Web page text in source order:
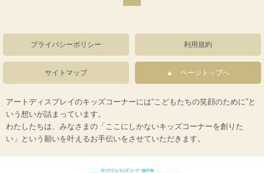
プライバシーポリシー 利用規約
サイトマップ ページトップへ
アートディスプレイのキッズコーナーには“こどもたちの笑顔のために”と
いう想いが詰まっています。
わたしたちは、みなさまの「ここにしかないキッズコーナーを創りた
い」という願いを叶えるお手伝いをさせていただきます。